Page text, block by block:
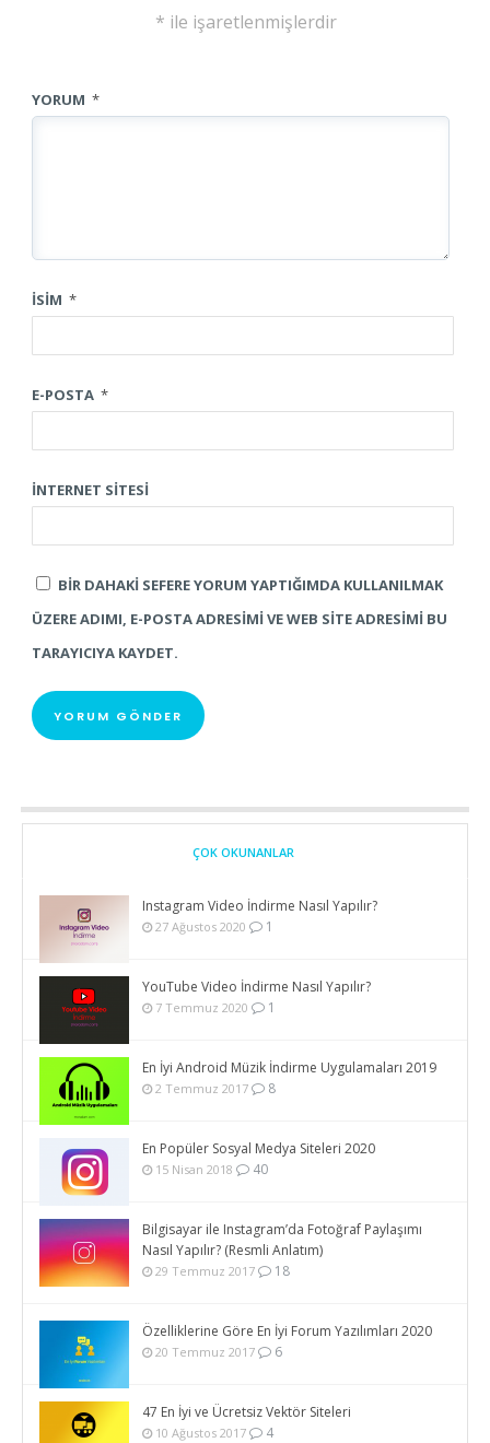
* ile işaretlenmişlerdir
YORUM *
İSIM *
E-POSTA *
İNTERNET SITESI
BIR DAHAKI SEFERE YORUM YAPTIĞIMDA KULLANILMAK
ÜZERE ADIMI, E-POSTA ADRESIMI VE WEB SITE ADRESIMI BU
TARAYICIYA KAYDET.
ÇOK OKUNANLAR
Instagram Video İndirme Nasıl Yapılır?
27 Ağustos 2020 1
YouTube Video İndirme Nasıl Yapılır?
7 Temmuz 2020 1
En İyi Android Müzik İndirme Uygulamaları 2019
2 Temmuz 2017 8
En Popüler Sosyal Medya Siteleri 2020
15 Nisan 2018 40
Bilgisayar ile Instagram’da Fotoğraf Paylaşımı
Nasıl Yapılır? (Resmli Anlatım)
29 Temmuz 2017 18
Özelliklerine Göre En İyi Forum Yazılımları 2020
20 Temmuz 2017 6
47 En İyi ve Ücretsiz Vektör Siteleri
10 Ağustos 2017 4